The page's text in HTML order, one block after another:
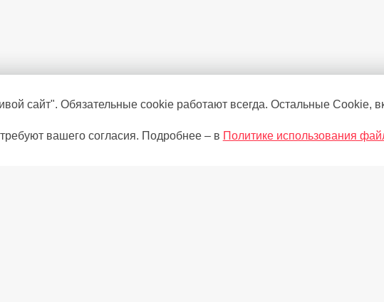
сайт". Обязательные cookie работают всегда. Остальные Сookie,
вашего согласия. Подробнее – в Политике использования